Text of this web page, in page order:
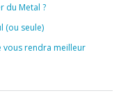
du Metal ?
(ou seule)
vous rendra meilleur